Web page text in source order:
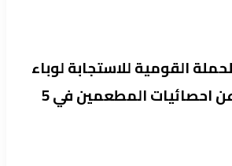
القومية للاستجابة لوباء
الدفتيريا تكشف عن احصائيات المطعمين في 5